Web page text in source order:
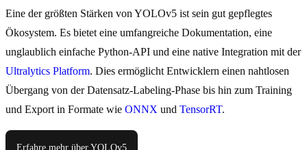
Eine der größten Stärken von YOLOv5 ist sein gut gepflegtes
Ökosystem. Es bietet eine umfangreiche Dokumentation, eine
unglaublich einfache Python-API und eine native Integration mit der
Ultralytics Platform. Dies ermöglicht Entwicklern einen nahtlosen
Übergang von der Datensatz-Labeling-Phase bis hin zum Training
und Export in Formate wie ONNX und TensorRT.
Erfahre mehr über YOLOv5